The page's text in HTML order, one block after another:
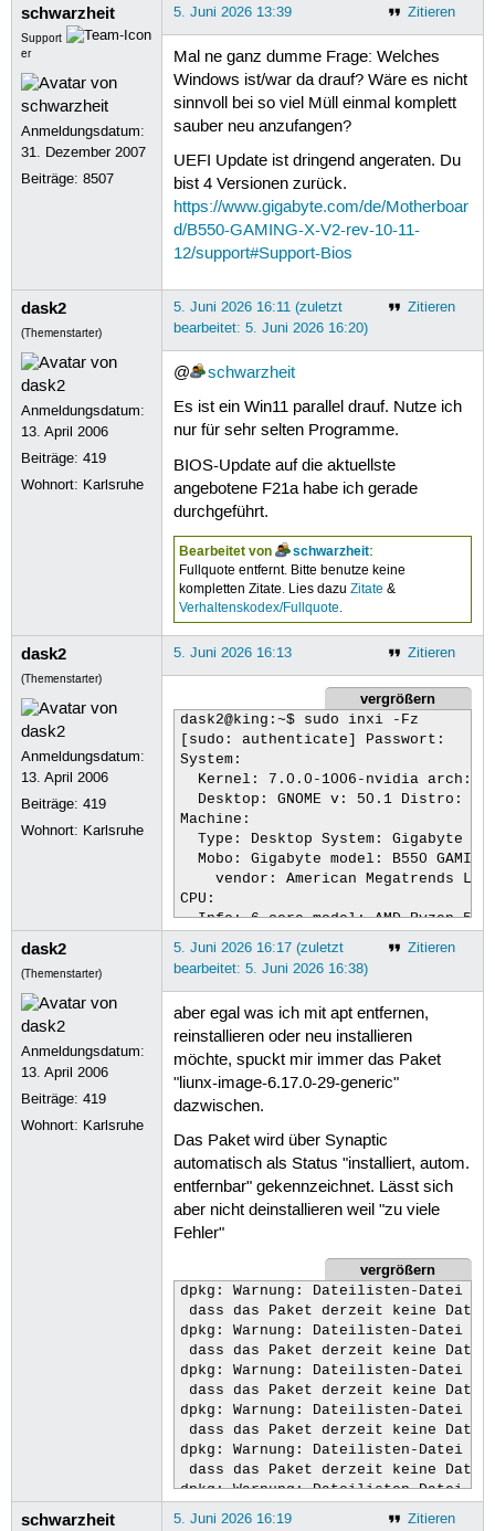
schwarzheit
Support
er
Anmeldungsdatum:
31. Dezember 2007
Beiträge:8507
Zitieren
5. Juni 2026 13:39
Mal ne ganz dumme Frage: Welches
Windows ist/war da drauf? Wäre es nicht
sinnvoll bei so viel Müll einmal komplett
sauber neu anzufangen?
UEFI Update ist dringend angeraten. Du
bist 4 Versionen zurück.
https://www.gigabyte.com/de/Motherboar
d/B550-GAMING-X-V2-rev-10-11-
12/support#Support-Bios
dask2
(Themenstarter)
Anmeldungsdatum:
13. April 2006
Beiträge:419
Wohnort: Karlsruhe
Zitieren
5. Juni 2026 16:11 (zuletzt
bearbeitet: 5. Juni 2026 16:20)
@
schwarzheit
Es ist ein Win11 parallel drauf. Nutze ich
nur für sehr selten Programme.
BIOS-Update auf die aktuellste
angebotene F21a habe ich gerade
durchgeführt.
Bearbeitet von schwarzheit:
Fullquote entfernt. Bitte benutze keine
kompletten Zitate. Lies dazuZitate &
Verhaltenskodex/Fullquote.
dask2
(Themenstarter)
Anmeldungsdatum:
13. April 2006
Beiträge:419
Wohnort: Karlsruhe
Zitieren
5. Juni 2026 16:13
vergrößern
dask2@king:~$ sudo inxi -Fz
[sudo: authenticate]
System:
Kernel: 7.0.0-1006-nvidia arch:
Desktop: GNOME v: 50.1 Distro:
Machine:
Type: Desktop System: Gigabyte
Mobo: Gigabyte model: B550
vendor: American Megatrends
CPU:
Info: 6-core model: AMD Ryzen 5
4: 1724 5: 1724 6: 1724 7:
Graphics:
Display: unspecified server:
driver: X: loaded: nvidia
gpu:
    2: 1920x1080~60Hz
API: EGL v: 1.5 drivers:
API: OpenGL v: 4.6.0 compat-v:
renderer: NVIDIA GeForce RTX
API: Vulkan v: 1.4.341 drivers:
Info: Tools: api: clinfo,
kscreen-doctor, xfce4-display-
wl: wayland-info x11:
Device-1: NVIDIA AD107 High
Device-2: Advanced Micro Devices
    driver: snd_hda_intel
Device-3: C-Media USB Audio
driver: hid-generic,snd-usb-
API: ALSA v: k7.0.0-1006-nvidia
Network:
Device-1: Realtek RTL8111/8168/
    driver: r8169
IF: enp5s0 state: up speed: 1000
IF-ID-1: vboxnet0 state: down
Local Storage: total: 3.64 TiB
dask2
(Themenstarter)
Anmeldungsdatum:
13. April 2006
Beiträge:419
Wohnort: Karlsruhe
Zitieren
5. Juni 2026 16:17 (zuletzt
bearbeitet: 5. Juni 2026 16:38)
aber egal was ich mit apt entfernen,
reinstallieren oder neu installieren
möchte, spuckt mir immer das Paket
"liunx-image-6.17.0-29-generic"
dazwischen.
Das Paket wird über Synaptic
automatisch als Status "installiert, autom.
entfernbar" gekennzeichnet. Lässt sich
aber nicht deinstallieren weil "zu viele
Fehler"
vergrößern
dpkg: Warnung: Dateilisten-Datei
dass das Paket derzeit keine
dpkg: Warnung: Dateilisten-Datei
dass das Paket derzeit keine
dpkg: Warnung: Dateilisten-Datei
dass das Paket derzeit keine
dpkg: Warnung: Dateilisten-Datei
dass das Paket derzeit keine
dpkg: Warnung: Dateilisten-Datei
dass das Paket derzeit keine
dpkg: Warnung: Dateilisten-Datei
schwarzheit Zitieren
5. Juni 2026 16:19